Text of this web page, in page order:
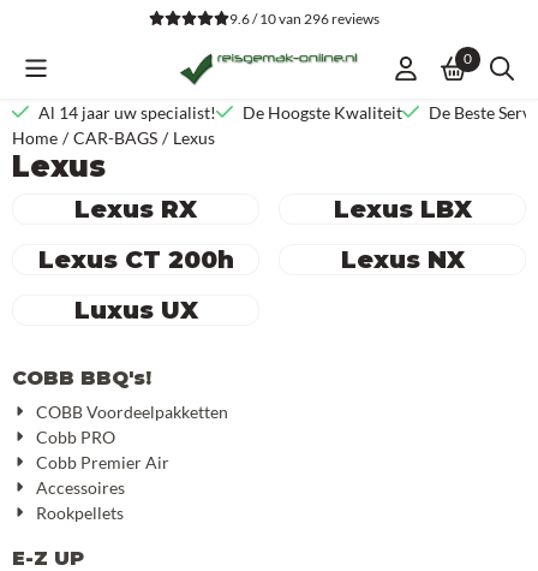
Cookievoorkeuren zijn beschikbaar. Kies instellingen of sta alle
9.6 / 10van296reviews
0
Al 14 jaar uw specialist! De Hoogste Kwaliteit
De Beste
Home / CAR-BAGS / Lexus
Lexus
Lexus RX
Lexus LBX
Lexus CT 200h
Lexus NX
Luxus UX
COBB BBQ's!
COBB Voordeelpakketten
Cobb PRO
Cobb Premier Air
Accessoires
Rookpellets
E-Z UP